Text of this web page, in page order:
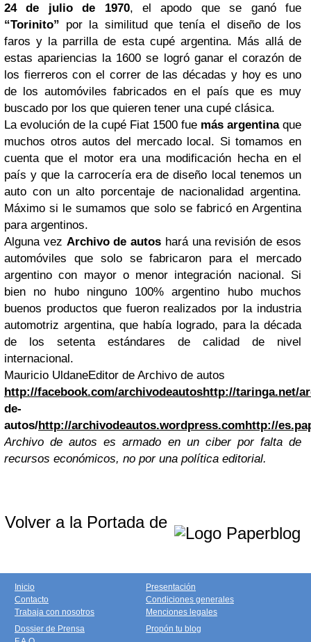
24 de julio de 1970, el apodo que se ganó fue
“Torinito” por la similitud que tenía el diseño de los
faros y la parrilla de esta cupé argentina. Más allá de
estas apariencias la 1600 se logró ganar el corazón de
los fierreros con el correr de las décadas y hoy es uno
de los automóviles fabricados en el país que es muy
buscado por los que quieren tener una cupé clásica.
La evolución de la cupé Fiat 1500 fue más argentinaque
muchos otros autos del mercado local. Si tomamos en
cuenta que el motor era una modificación hecha en el
país y que la carrocería era de diseño local tenemos un
auto con un alto porcentaje de nacionalidad argentina.
Máximo si le sumamos que solo se fabricó en Argentina
para argentinos.
Alguna vez Archivo de autos hará una revisión de esos
automóviles que solo se fabricaron para el mercado
argentino con mayor o menor integración nacional. Si
bien no hubo ninguno 100% argentino hubo muchos
buenos productos que fueron realizados por la industria
automotriz argentina, que había logrado, para la década
de los setenta estándares de calidad de nivel
internacional.
Mauricio UldaneEditor de Archivo de autos
http://facebook.com/archivodeautoshttp://taringa.net/
de-
autos/http://archivodeautos.wordpress.comhttp://
Archivo de autos es armado en un ciber por falta de
recursos económicos, no por una política editorial.
Volver a la Portada de
Inicio
Contacto
Trabaja con nosotros
Presentación
Condiciones generales
Menciones legales
Dossier de Prensa
Propón tu blog